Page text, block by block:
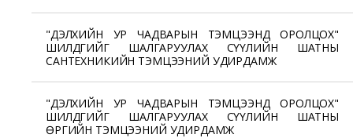
"ДЭЛХИЙН УР ЧАДВАРЫН ТЭМЦЭЭНД ОРОЛЦОХ"
ШИЛДГИЙГ ШАЛГАРУУЛАХ СҮҮЛИЙН ШАТНЫ
САНТЕХНИКИЙН ТЭМЦЭЭНИЙ УДИРДАМЖ
"ДЭЛХИЙН УР ЧАДВАРЫН ТЭМЦЭЭНД ОРОЛЦОХ"
ШИЛДГИЙГ ШАЛГАРУУЛАХ СҮҮЛИЙН ШАТНЫ
ӨРГИЙН ТЭМЦЭЭНИЙ УДИРДАМЖ